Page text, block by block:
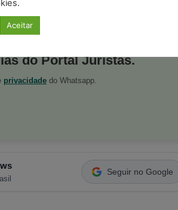
do Portal Juristas.
privacidade do Whatsapp.
Seguir no Google
Aceitar